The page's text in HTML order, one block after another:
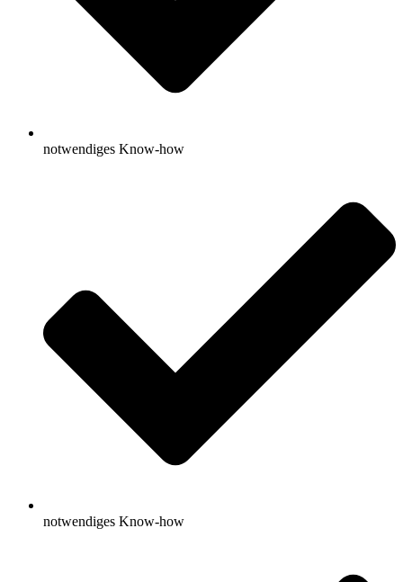
notwendiges Know-how
notwendiges Know-how